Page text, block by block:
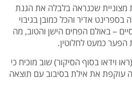
מצוניית שכנראה בלבלה את הגנת
אדיר והכל כמובן בגיבוי
– באולם הפחים הישן והטוב, מה
וידאו בסוף הסיקור) שוב מוכיח כי
עוקפת את אילת בסיבוב עם תוצאה